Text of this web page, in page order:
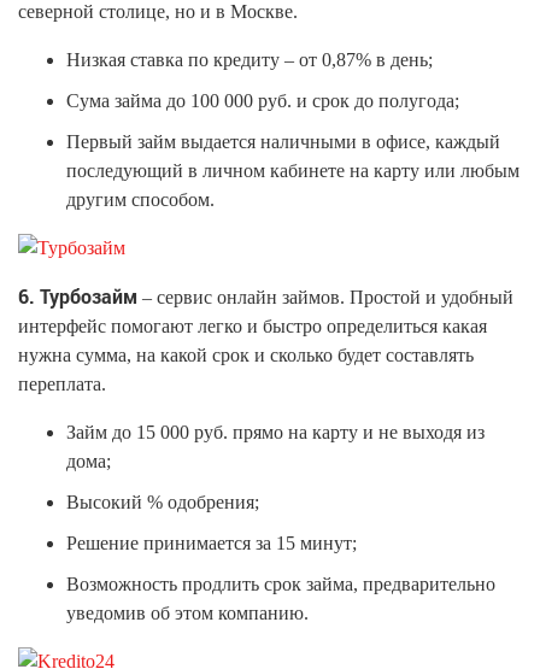
северной столице, но и в Москве.
Низкая ставка по кредиту – от 0,87% в день;
Сума займа до 100 000 руб. и срок до полугода;
Первый займ выдается наличными в офисе, каждый
последующий в личном кабинете на карту или любым
другим способом.
6. Турбозайм – сервис онлайн займов. Простой и удобный
интерфейс помогают легко и быстро определиться какая
нужна сумма, на какой срок и сколько будет составлять
переплата.
Займ до 15 000 руб. прямо на карту и не выходя из
дома;
Высокий % одобрения;
Решение принимается за 15 минут;
Возможность продлить срок займа, предварительно
уведомив об этом компанию.